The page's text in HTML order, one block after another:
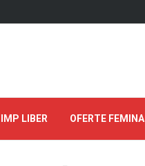
LIBER OFERTE FEMINA